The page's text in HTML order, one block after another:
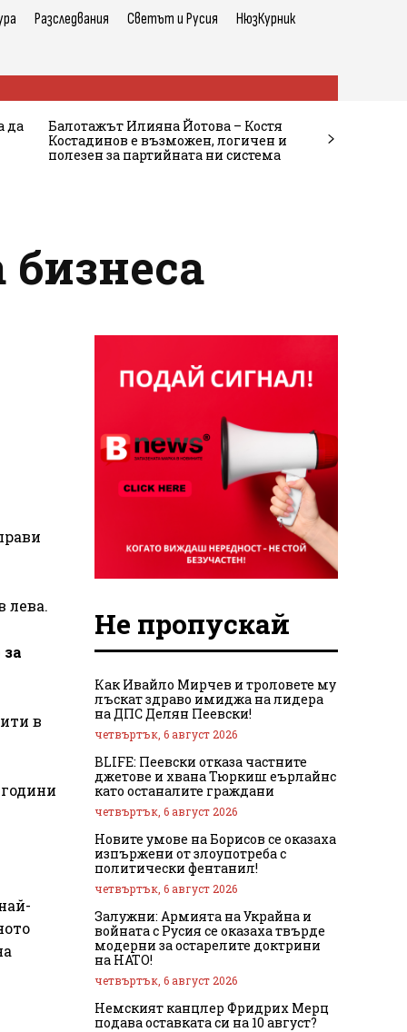
Разследвания Светът и Русия НюзКурник
да
Балотажът Илияна Йотова – Костя
Костадинов е възможен, логичен и
полезен за партийната ни система
лева.
в
Не пропускай
Как Ивайло Мирчев и троловете му
лъскат здраво имиджа на лидера
на ДПС Делян Пеевски!
четвъртък, 6 август 2026
BLIFE: Пеевски отказа частните
джетове и хвана Тюркиш еърлайнс
като останалите граждани
четвъртък, 6 август 2026
Новите умове на Борисов се оказаха
изпържени от злоупотреба с
политически фентанил!
четвъртък, 6 август 2026
Залужни: Армията на Украйна и
войната с Русия се оказаха твърде
модерни за остарелите доктрини
на НАТО!
четвъртък, 6 август 2026
Немският канцлер Фридрих Мерц
подава оставката си на 10 август?